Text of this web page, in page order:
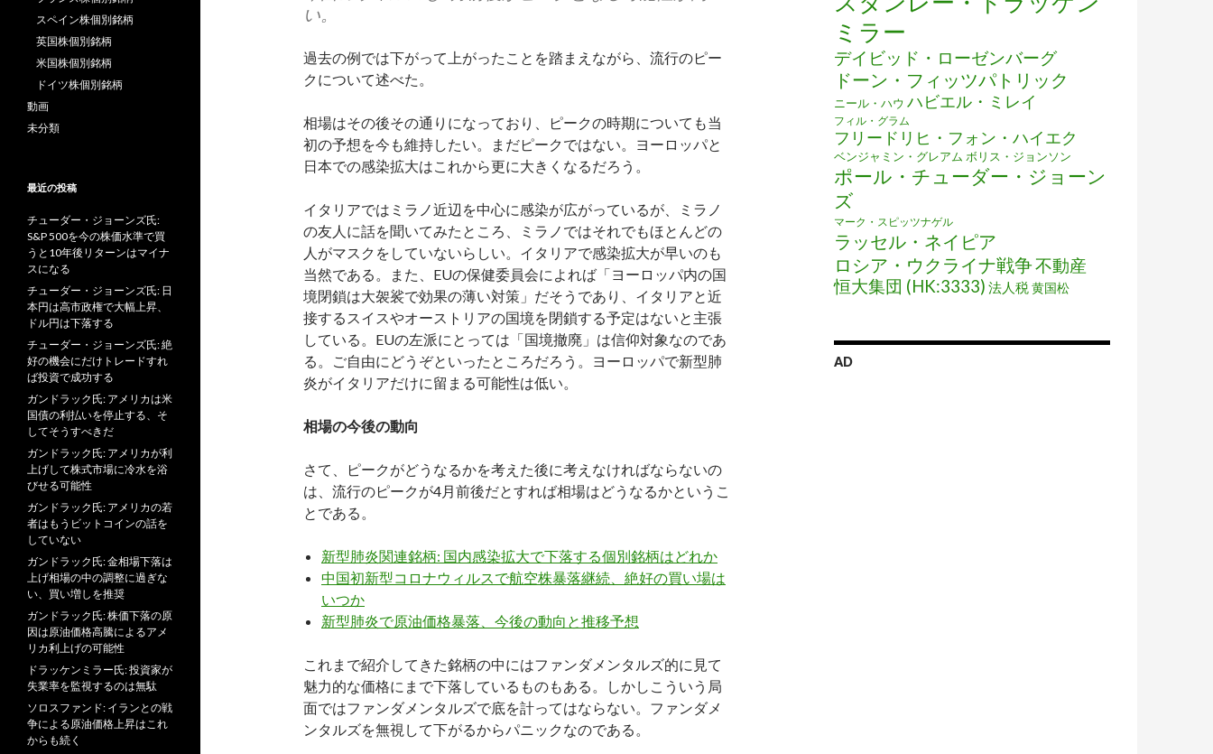
い。
過去の例では下がって上がったことを踏まえながら、流行のピー
クについて述べた。
相場はその後その通りになっており、ピークの時期についても当
初の予想を今も維持したい。まだピークではない。ヨーロッパと
日本での感染拡大はこれから更に大きくなるだろう。
イタリアではミラノ近辺を中心に感染が広がっているが、ミラノ
の友人に話を聞いてみたところ、ミラノではそれでもほとんどの
人がマスクをしていないらしい。イタリアで感染拡大が早いのも
当然である。また、EUの保健委員会によれば「ヨーロッパ内の国
境閉鎖は大袈裟で効果の薄い対策」だそうであり、イタリアと近
接するスイスやオーストリアの国境を閉鎖する予定はないと主張
している。EUの左派にとっては「国境撤廃」は信仰対象なのであ
る。ご自由にどうぞといったところだろう。ヨーロッパで新型肺
炎がイタリアだけに留まる可能性は低い。
相場の今後の動向
さて、ピークがどうなるかを考えた後に考えなければならないの
は、流行のピークが4月前後だとすれば相場はどうなるかというこ
とである。
新型肺炎関連銘柄: 国内感染拡大で下落する個別銘柄はどれか
中国初新型コロナウィルスで航空株暴落継続、絶好の買い場は
いつか
新型肺炎で原油価格暴落、今後の動向と推移予想
これまで紹介してきた銘柄の中にはファンダメンタルズ的に見て
魅力的な価格にまで下落しているものもある。しかしこういう局
面ではファンダメンタルズで底を計ってはならない。ファンダメ
ンタルズを無視して下がるからパニックなのである。
ミラー
デイビッド・ローゼンバーグ
ドーン・フィッツパトリック
ニール・ハウ ハビエル・ミレイ
フィル・グラム
フリードリヒ・フォン・ハイエク
ベンジャミン・グレアム ボリス・ジョンソン
ポール・チューダー・ジョーン
ズ
マーク・スピッツナゲル
ラッセル・ネイピア
ロシア・ウクライナ戦争不動産
恒大集団 (HK:3333) 法人税黄国松
AD
スペイン株個別銘柄
英国株個別銘柄
米国株個別銘柄
ドイツ株個別銘柄
動画
未分類
最近の投稿
チューダー・ジョーンズ氏:
S&P 500を今の株価水準で買
うと10年後リターンはマイナ
スになる
チューダー・ジョーンズ氏: 日
本円は高市政権で大幅上昇、
ドル円は下落する
チューダー・ジョーンズ氏: 絶
好の機会にだけトレードすれ
ば投資で成功する
ガンドラック氏: アメリカは米
国債の利払いを停止する、そ
してそうすべきだ
ガンドラック氏: アメリカが利
上げして株式市場に冷水を浴
びせる可能性
ガンドラック氏: アメリカの若
者はもうビットコインの話を
していない
ガンドラック氏: 金相場下落は
上げ相場の中の調整に過ぎな
い、買い増しを推奨
ガンドラック氏: 株価下落の原
因は原油価格高騰によるアメ
リカ利上げの可能性
ドラッケンミラー氏: 投資家が
失業率を監視するのは無駄
ソロスファンド: イランとの戦
争による原油価格上昇はこれ
からも続く